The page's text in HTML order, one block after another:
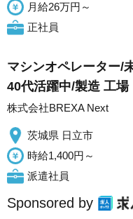
月給26万円～
正社員
マシンオペレーター/
40代活躍中/製造 工場
株式会社BREXA Next
茨城県 日立市
時給1,400円～
派遣社員
Sponsored by